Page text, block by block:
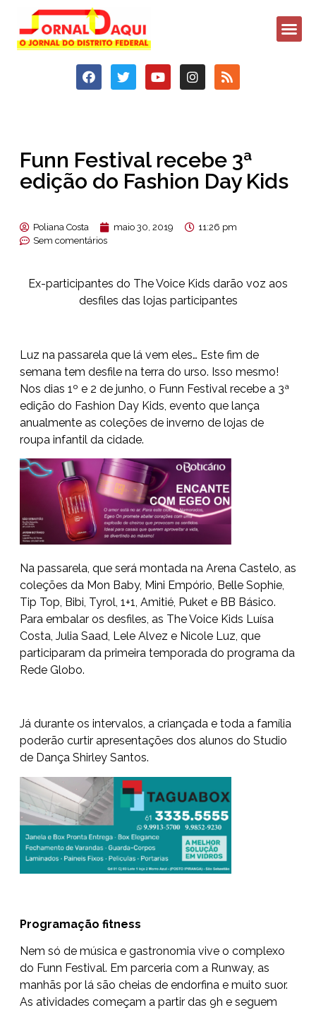
Funn Festival recebe 3ª
edição do Fashion Day Kids
Poliana Costa maio 30, 2019
11:26 pm
Sem comentários
Ex-participantes do The Voice Kids darão voz aos
desfiles das lojas participantes
Luz na passarela que lá vem eles… Este fim de
semana tem desfile na terra do urso. Isso mesmo!
Nos dias 1º e 2 de junho, o Funn Festival recebe a 3ª
edição do Fashion Day Kids, evento que lança
anualmente as coleções de inverno de lojas de
roupa infantil da cidade.
Na passarela, que será montada na Arena Castelo, as
coleções da Mon Baby, Mini Empório, Belle Sophie,
Tip Top, Bibi, Tyrol, 1+1, Amitié, Puket e BB Básico.
Para embalar os desfiles, as The Voice Kids Luísa
Costa, Julia Saad, Lele Alvez e Nicole Luz, que
participaram da primeira temporada do programa da
Rede Globo.
Já durante os intervalos, a criançada e toda a família
poderão curtir apresentações dos alunos do Studio
de Dança Shirley Santos.
Programação fitness
Nem só de música e gastronomia vive o complexo
do Funn Festival. Em parceria com a Runway, as
manhãs por lá são cheias de endorfina e muito suor.
As atividades começam a partir das 9h e seguem